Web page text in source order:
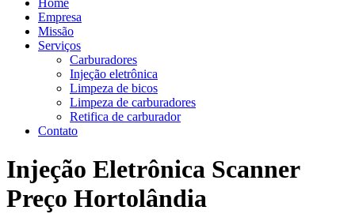
Home
Empresa
Missão
Serviços
Carburadores
Injeção eletrônica
Limpeza de bicos
Limpeza de carburadores
Retifica de carburador
Contato
Injeção Eletrônica Scanner
Preço Hortolândia